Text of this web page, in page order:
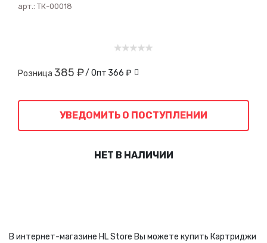
арт.: ТК-00018
Розница 385 ₽/ Опт 366 ₽
УВЕДОМИТЬ О ПОСТУПЛЕНИИ
НЕТ В НАЛИЧИИ
В интернет-магазине HL Store Вы можете купить Картриджи